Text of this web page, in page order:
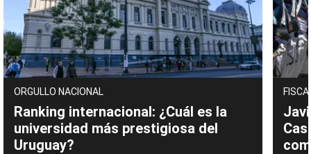
ORGULLO NACIONAL
Ranking internacional: ¿Cuál es la
universidad más prestigiosa del
Uruguay?